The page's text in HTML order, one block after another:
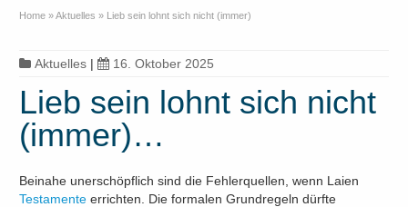
Home »Aktuelles » Lieb sein lohnt sich nicht (immer)
Aktuelles | 16. Oktober 2025
Lieb sein lohnt sich nicht
(immer)…
Beinahe unerschöpflich sind die Fehlerquellen, wenn Laien
Testamente errichten. Die formalen Grundregeln dürfte